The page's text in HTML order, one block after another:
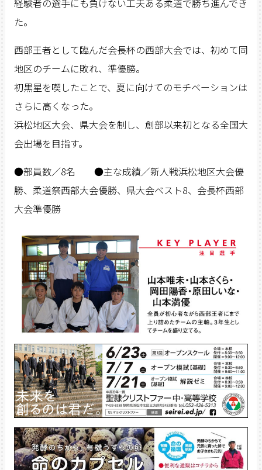
経験者の選手にも負けない工夫ある柔道で勝ち進んでき
た。
西部王者として臨んだ会長杯の西部大会では、初めて同
地区のチームに敗れ、準優勝。
初黒星を喫したことで、夏に向けてのモチベーションは
さらに高くなった。
浜松地区大会、県大会を制し、創部以来初となる全国大
会出場を目指す。
●部員数／8名 ●主な成績／新人戦浜松地区大会優
勝、柔道祭西部大会優勝、県大会ベスト8、会長杯西部
大会準優勝